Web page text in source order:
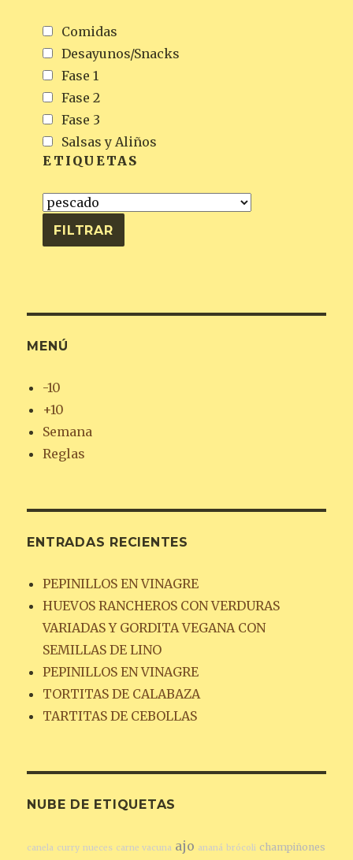
Comidas
Desayunos/Snacks
Fase 1
Fase 2
Fase 3
Salsas y Aliños
ETIQUETAS
MENÚ
-10
+10
Semana
Reglas
ENTRADAS RECIENTES
PEPINILLOS EN VINAGRE
HUEVOS RANCHEROS CON VERDURAS
VARIADAS Y GORDITA VEGANA CON
SEMILLAS DE LINO
PEPINILLOS EN VINAGRE
TORTITAS DE CALABAZA
TARTITAS DE CEBOLLAS
NUBE DE ETIQUETAS
canela curry nueces carne vacuna ajo ananá brócoli champiñones